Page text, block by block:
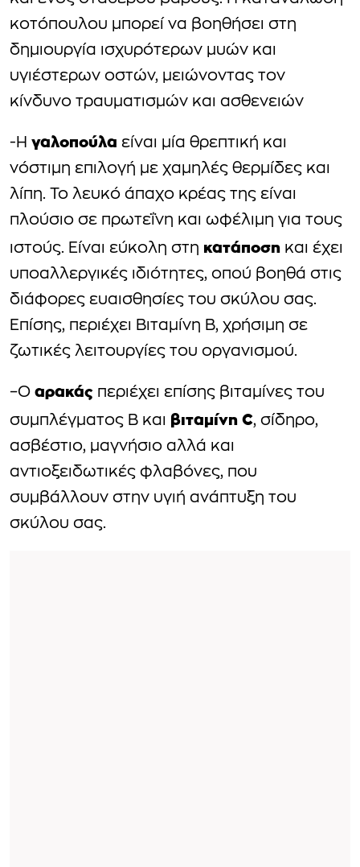
κοτόπουλου μπορεί να βοηθήσει στη
δημιουργία ισχυρότερων μυών και
υγιέστερων οστών, μειώνοντας τον
κίνδυνο τραυματισμών και ασθενειών
-Η γαλοπούλα είναι μία θρεπτική και
νόστιμη επιλογή με χαμηλές θερμίδες και
λίπη. Το λευκό άπαχο κρέας της είναι
πλούσιο σε πρωτεΐνη και ωφέλιμη για τους
ιστούς. Είναι εύκολη στη κατάποση και έχει
υποαλλεργικές ιδιότητες, οπού βοηθά στις
διάφορες ευαισθησίες του σκύλου σας.
Επίσης, περιέχει Βιταμίνη Β, χρήσιμη σε
ζωτικές λειτουργίες του οργανισμού.
–Ο αρακάς περιέχει επίσης βιταμίνες του
συμπλέγματος Β και βιταμίνη C, σίδηρο,
ασβέστιο, μαγνήσιο αλλά και
αντιοξειδωτικές φλαβόνες, που
συμβάλλουν στην υγιή ανάπτυξη του
σκύλου σας.